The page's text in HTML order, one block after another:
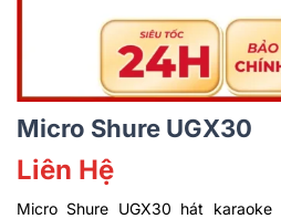
Micro Shure UGX30
Liên Hệ
Micro Shure UGX30 hát